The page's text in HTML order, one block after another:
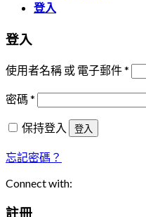
登入
登入
使用者名稱 或 電子郵件*
密碼 *
保持登入 登入
忘記密碼？
Connect with:
註冊